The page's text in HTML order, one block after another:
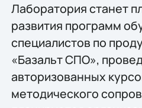
Лаборатория станет
развития программ
специалистов по
«Базальт СПО»,
авторизованных
методического